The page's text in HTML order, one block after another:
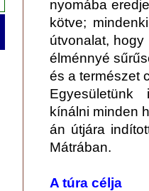
nyomába
kötve;
útvonalat,
élménnyé
és a természet
kínálni minden
án útjára
Mátrában.
A túra célja